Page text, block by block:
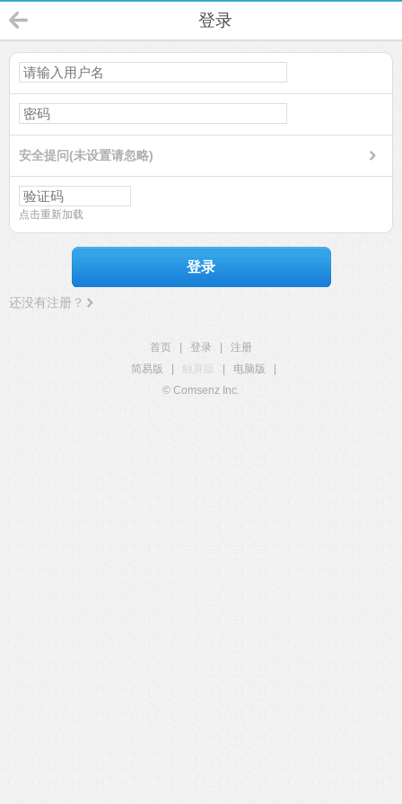
登录
安全提问(未设置请忽略)
点击重新加载
登录
还没有注册？
首页 登录
注册
简易版
触屏版 电脑版
© Comsenz Inc.